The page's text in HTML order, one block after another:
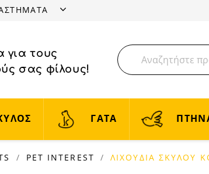
για τους
σας φίλους!
ΓΑΤΑ
PET INTEREST ΛΙΧΟΥΔΙΑ ΣΚΥΛΟΥ